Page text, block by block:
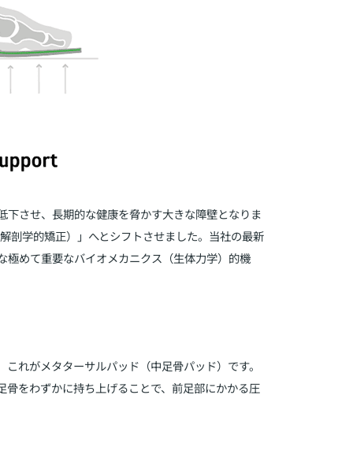
させ、長期的な健康を脅かす大きな障壁となりま
剖学的矯正）」へとシフトさせました。当社の最新
めて重要なバイオメカニクス（生体力学）的機
れがメタターサルパッド（中足骨パッド）です。
をわずかに持ち上げることで、前足部にかかる圧